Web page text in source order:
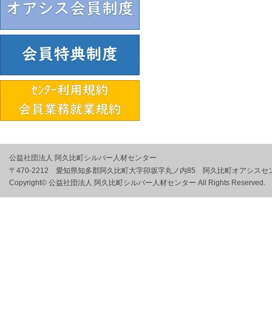
公益社団法人 阿久比町シルバー人材センター
〒470-2212 愛知県知多郡阿久比町大字卯坂字丸ノ内85 阿久比町オアシスセ
Copyright© 公益社団法人 阿久比町シルバー人材センター All Rights Reserved.